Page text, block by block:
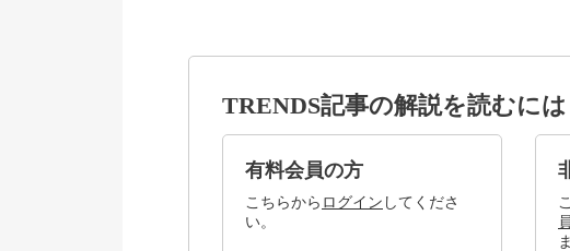
TRENDS記事の解説を読むには
有料会員の方
こちらから ログイン してくださ
い。
員